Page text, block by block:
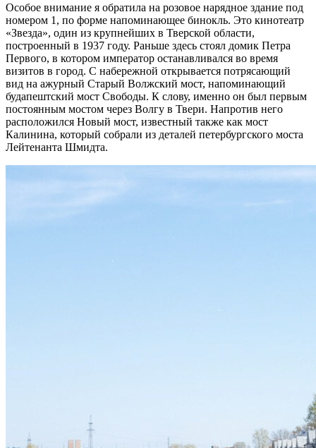
Особое внимание я обратила на розовое нарядное здание под
номером 1, по форме напоминающее бинокль. Это кинотеатр
«Звезда», один из крупнейших в Тверской области,
построенный в 1937 году. Раньше здесь стоял домик Петра
Первого, в котором император останавливался во время
визитов в город. С набережной открывается потрясающий
вид на ажурный Старый Волжский мост, напоминающий
будапештский мост Свободы. К слову, именно он был первым
постоянным мостом через Волгу в Твери. Напротив него
расположился Новый мост, известный также как мост
Калинина, который собрали из деталей петербургского моста
Лейтенанта Шмидта.